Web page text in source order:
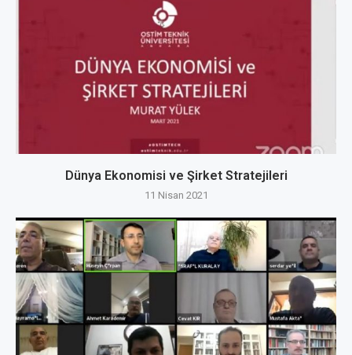
Dünya Ekonomisi ve Şirket Stratejileri
11 Nisan 2021